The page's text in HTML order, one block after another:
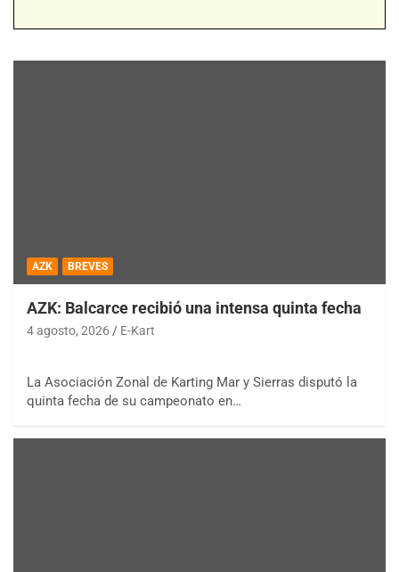
AZK BREVES
AZK: Balcarce recibió una intensa quinta fecha
4 agosto, 2026 E-Kart
La Asociación Zonal de Karting Mar y Sierras disputó la
quinta fecha de su campeonato en…